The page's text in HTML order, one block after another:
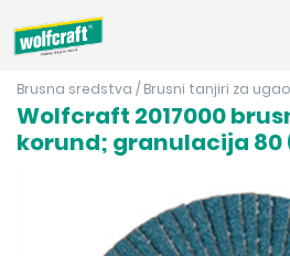
Brusna sredstva / Brusni tanjiri za
Wolfcraft 2017000
korund; granulacija 80